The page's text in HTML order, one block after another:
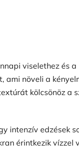
viselethez és a
ami növeli a
kölcsönöz a
intenzív edzések
érintkezik vízzel